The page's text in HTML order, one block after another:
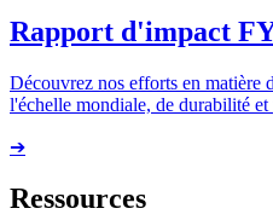
Rapport d'impact
Découvrez nos efforts en matière
l'échelle mondiale, de durabilité et
➔
Ressources